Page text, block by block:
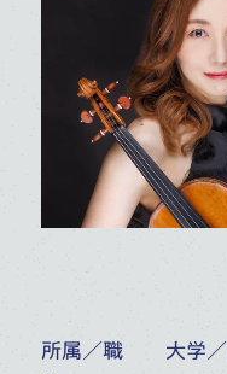
新井 博江
大学
大学・大学院（修士）
大学・大学院（博士）
ピアノ 副科ピアノ
所属／職
大学